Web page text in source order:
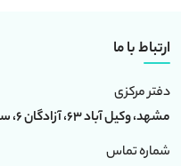
ارتباط با ما
دفتر مرکزی
مشهد، وکیل آباد 63، آزادگان 6، ساختمان امامت
شماره تماس